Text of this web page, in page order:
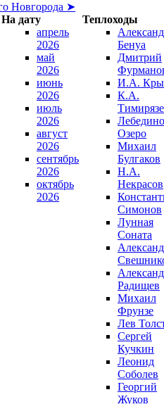
Новгорода ➤
На дату
Теплоходы
апрель
2026
май
2026
июнь
2026
июль
2026
август
2026
сентябрь
2026
октябрь
2026
Бенуа
Дмитрий
И.А.
К.А.
Озеро
Михаил
Булгаков
Н.А.
Некрасов
Симонов
Лунная
Соната
Радищев
Михаил
Фрунзе
Лев
Сергей
Кучкин
Леонид
Соболев
Георгий
Жуков